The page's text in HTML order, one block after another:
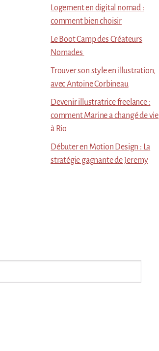
Logement en digital nomad :
comment bien choisir
Le Boot Camp des Créateurs
Nomades
Trouver son style en illustration,
avec Antoine Corbineau
Devenir illustratrice freelance :
comment Marine a changé de vie
à Rio
Débuter en Motion Design : La
stratégie gagnante de Jeremy